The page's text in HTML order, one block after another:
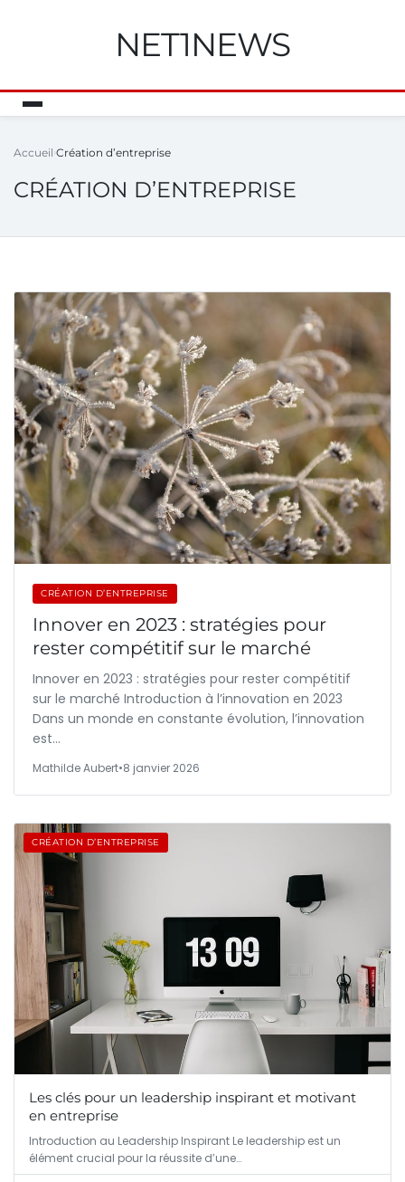
NET1NEWS
Accueil Création d’entreprise
CRÉATION D’ENTREPRISE
CRÉATION D’ENTREPRISE
Innover en 2023 : stratégies pour
rester compétitif sur le marché
Innover en 2023 : stratégies pour rester compétitif
sur le marché Introduction à l’innovation en 2023
Dans un monde en constante évolution, l’innovation
est…
Mathilde Aubert•8 janvier 2026
CRÉATION D’ENTREPRISE
Les clés pour un leadership inspirant et motivant
en entreprise
Introduction au Leadership Inspirant Le leadership est un
élément crucial pour la réussite d’une…